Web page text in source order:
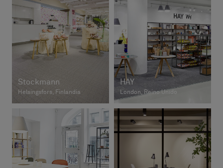
Stockmann
Helsingsfors, Finlandia
HAY
London, Reino Unido